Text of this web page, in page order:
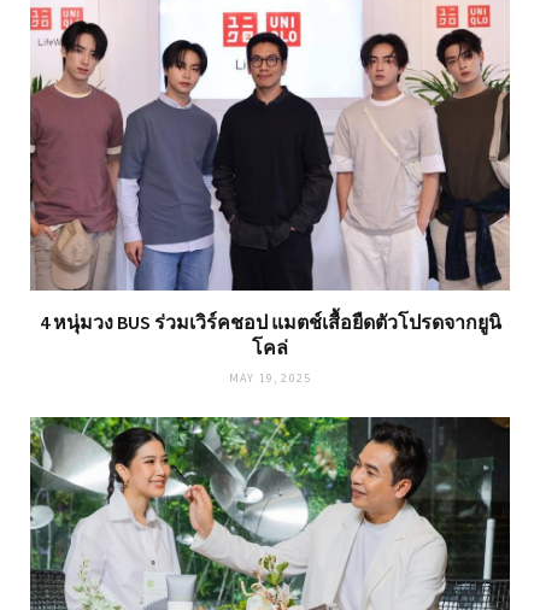
4 หนุ่มวง BUS ร่วมเวิร์คชอป แมตช์เสื้อยืดตัวโปรดจากยูนิ
โคล่
MAY 19, 2025